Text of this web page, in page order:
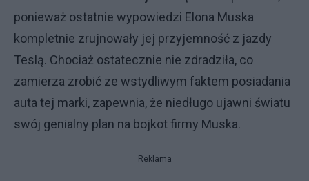
ponieważ ostatnie wypowiedzi Elona Muska
kompletnie zrujnowały jej przyjemność z jazdy
Teslą. Chociaż ostatecznie nie zdradziła, co
zamierza zrobić ze wstydliwym faktem posiadania
auta tej marki, zapewnia, że niedługo ujawni światu
swój genialny plan na bojkot firmy Muska.
Reklama